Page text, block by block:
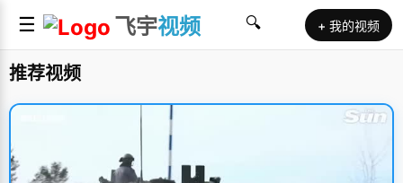
☰ 飞宇视频 🔍 + 我的视频
推荐视频